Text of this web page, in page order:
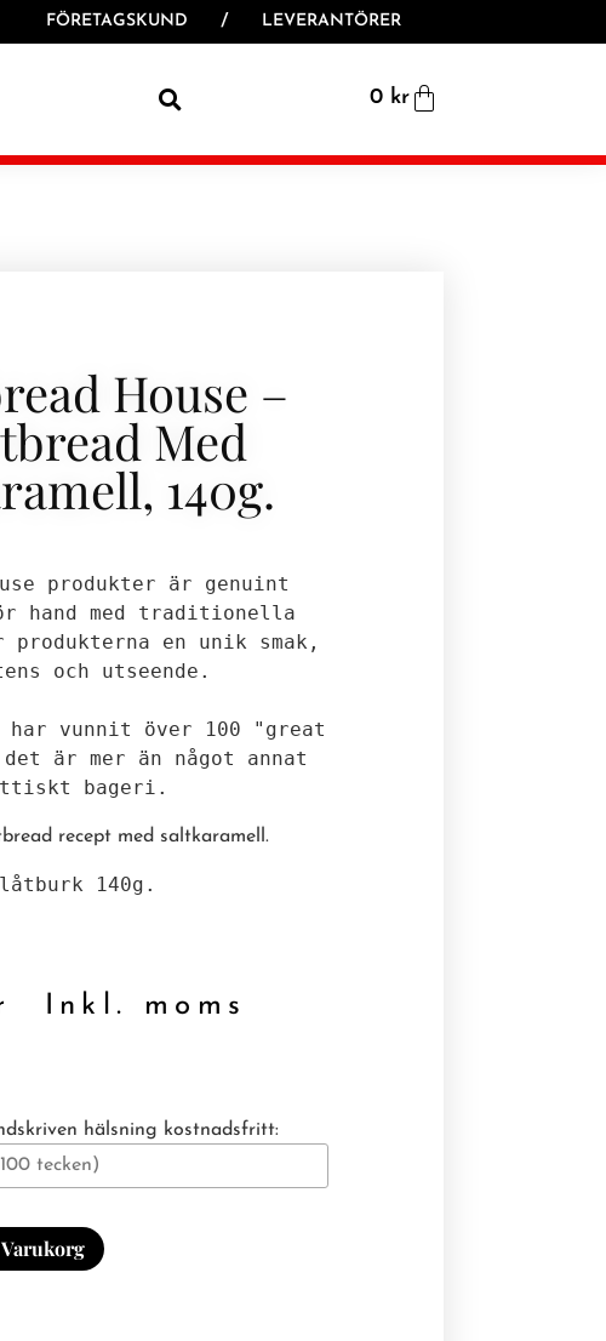
FÖRETAGSKUND / LEVERANTÖRER
0 kr
House –
Med
140g.
produkter är genuint
hand med traditionella
produkterna en unik smak,
och utseende.
har vunnit över 100 "great
är mer än något annat
bageri.
recept med saltkaramell.
140g.
Inkl. moms
hälsning kostnadsfritt: